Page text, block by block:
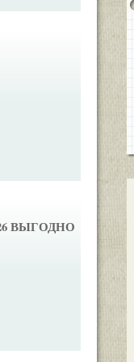
ВЫГОДНО